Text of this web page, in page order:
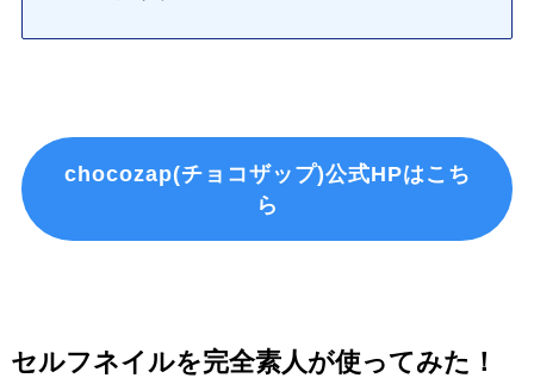
chocozap(チョコザップ)公式HPはこち
ら
セルフネイルを完全素人が使ってみた！